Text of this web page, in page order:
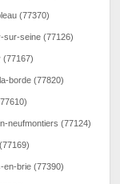
(77370)
sur-seine (77126)
(77167)
borde (77820)
neufmontiers (77124)
en-brie (77390)